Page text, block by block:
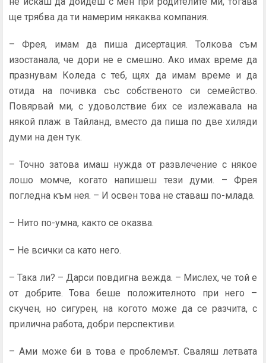
ще трябва да ти намерим някаква компания.
– Фрея, имам да пиша дисертация. Толкова съм
изоста­нала, че дори не е смешно. Ако имах време да
празнувам Коледа с теб, щях да имам време и да
отида на почивка със собственото си семейство.
Повярвай ми, с удоволст­вие бих се излежавала на
някой плаж в Тайланд, вместо да пиша по две хиляди
думи на ден тук.
– Точно затова имаш нужда от развлечение с някое
лошо момче, когато напишеш тези думи. – Фрея
погледна към нея. – И освен това не ставаш по-млада.
– Нито по-умна, както се оказва.
– Не всички са като него.
– Така ли? – Дарси повдигна вежда. – Мислех, че той е
от добрите. Това беше положителното при него –
скучен, но сигурен, на когото може да се разчита, с
прилична рабо­та, добри перспективи.
– Ами може би в това е проблемът. Сваляш летвата